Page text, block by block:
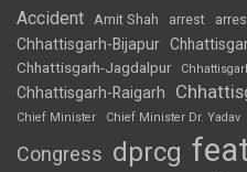
Accident Amit Shah arrest
Chhattisgarh-Bijapur
Chhattisgarh-Jagdalpur
Chhattisgarh-Raigarh
Chief Minister
Chief Minister Dr. Yadav
Congress dprcg